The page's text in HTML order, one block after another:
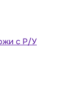
с Р/У